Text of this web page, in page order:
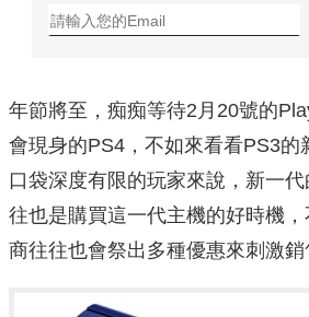
年節將至，痴痴等待2月20號的
會現身的PS4，不如來看看PS3的
口袋深度有限的玩家來說，新一
往也是購買這一代主機的好時機
商往往也會祭出多種優惠來刺激銷